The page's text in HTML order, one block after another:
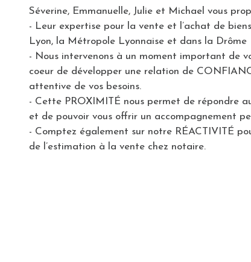
Séverine, Emmanuelle, Julie et Michael vous
- Leur expertise pour la vente et l’achat de
Lyon, la Métropole Lyonnaise et dans la Drôme
- Nous intervenons à un moment important de
coeur de développer une relation de
attentive de vos besoins.
- Cette PROXIMITÉ nous permet de répondre
et de pouvoir vous offrir un accompagnement
- Comptez également sur notre RÉACTIVITÉ
de l’estimation à la vente chez notaire.